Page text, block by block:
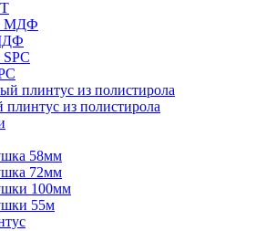
из полистирола
58мм
72мм
100мм
55м